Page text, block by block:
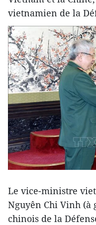
vietnamien de la
Le vice-ministre
Nguyên Chi Vinh (à
chinois de la